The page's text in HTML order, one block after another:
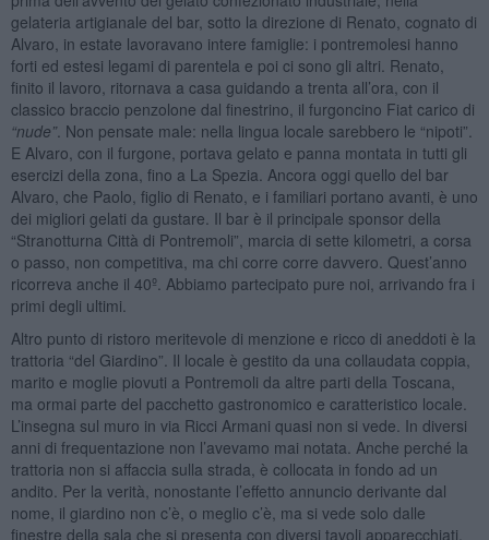
gelateria artigianale del bar, sotto la direzione di Renato, cognato di
Alvaro, in estate lavoravano intere famiglie: i pontremolesi hanno
forti ed estesi legami di parentela e poi ci sono gli altri. Renato,
finito il lavoro, ritornava a casa guidando a trenta all’ora, con il
classico braccio penzolone dal finestrino, il furgoncino Fiat carico di
“nude”. Non pensate male: nella lingua locale sarebbero le “nipoti”.
E Alvaro, con il furgone, portava gelato e panna montata in tutti gli
esercizi della zona, fino a La Spezia. Ancora oggi quello del bar
Alvaro, che Paolo, figlio di Renato, e i familiari portano avanti, è uno
dei migliori gelati da gustare. Il bar è il principale sponsor della
“Stranotturna Città di Pontremoli”, marcia di sette kilometri, a corsa
o passo, non competitiva, ma chi corre corre davvero. Quest’anno
ricorreva anche il 40º. Abbiamo partecipato pure noi, arrivando fra i
primi degli ultimi.
Altro punto di ristoro meritevole di menzione e ricco di aneddoti è la
trattoria “del Giardino”. Il locale è gestito da una collaudata coppia,
marito e moglie piovuti a Pontremoli da altre parti della Toscana,
ma ormai parte del pacchetto gastronomico e caratteristico locale.
L’insegna sul muro in via Ricci Armani quasi non si vede. In diversi
anni di frequentazione non l’avevamo mai notata. Anche perché la
trattoria non si affaccia sulla strada, è collocata in fondo ad un
andito. Per la verità, nonostante l’effetto annuncio derivante dal
nome, il giardino non c’è, o meglio c’è, ma si vede solo dalle
finestre della sala che si presenta con diversi tavoli apparecchiati.